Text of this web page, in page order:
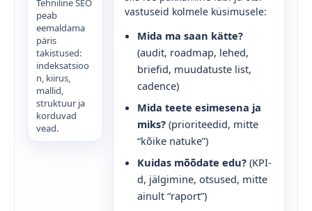
Tehniline SEO
peab
eemaldama
päris
takistused:
indeksatsioo
n, kiirus,
mallid,
struktuur ja
korduvad
vead.
vastuseid kolmele küsimusele:
Mida ma saan kätte?
(audit, roadmap, lehed,
briefid, muudatuste list,
cadence)
Mida teete esimesena ja
miks? (prioriteedid, mitte
“kõike natuke”)
Kuidas mõõdate edu? (KPI-
d, jälgimine, otsused, mitte
ainult “raport”)